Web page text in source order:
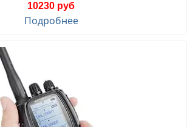
10230 руб
Подробнее